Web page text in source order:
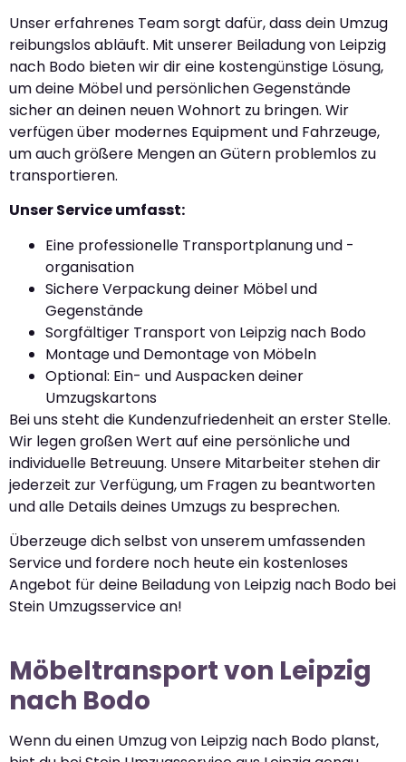
Unser erfahrenes Team sorgt dafür, dass dein Umzug
reibungslos abläuft. Mit unserer Beiladung von Leipzig
nach Bodo bieten wir dir eine kostengünstige Lösung,
um deine Möbel und persönlichen Gegenstände
sicher an deinen neuen Wohnort zu bringen. Wir
verfügen über modernes Equipment und Fahrzeuge,
um auch größere Mengen an Gütern problemlos zu
transportieren.
Unser Service umfasst:
Eine professionelle Transportplanung und -
organisation
Sichere Verpackung deiner Möbel und
Gegenstände
Sorgfältiger Transport von Leipzig nach Bodo
Montage und Demontage von Möbeln
Optional: Ein- und Auspacken deiner
Umzugskartons
Bei uns steht die Kundenzufriedenheit an erster Stelle.
Wir legen großen Wert auf eine persönliche und
individuelle Betreuung. Unsere Mitarbeiter stehen dir
jederzeit zur Verfügung, um Fragen zu beantworten
und alle Details deines Umzugs zu besprechen.
Überzeuge dich selbst von unserem umfassenden
Service und fordere noch heute ein kostenloses
Angebot für deine Beiladung von Leipzig nach Bodo bei
Stein Umzugsservice an!
Möbeltransport von Leipzig
nach Bodo
Wenn du einen Umzug von Leipzig nach Bodo planst,